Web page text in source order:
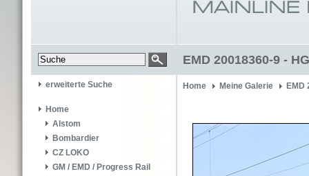
EMD 20018360-9 -
erweiterte Suche
Home
Alstom
Bombardier
CZ LOKO
GM / EMD / Progress Rail
Home Meine Galerie EMD